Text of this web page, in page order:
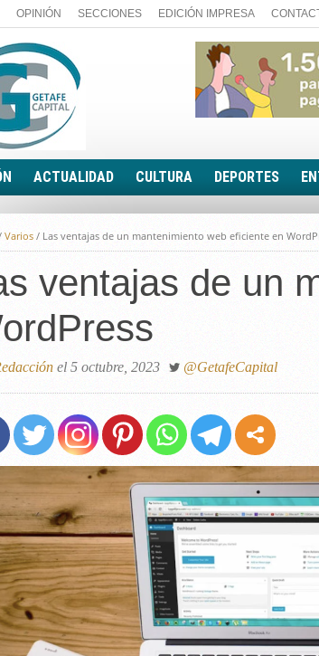
OPINIÓN SECCIONES EDICIÓN IMPRESA
CUENTAS
DE CONCEJAL
DE SÍSIFO
LAS BANDERAS
ACTUALIDAD
POLÍTICA
ECONOMÍA
BREVES
CULTURA DEPORTES
Varios / Las ventajas de un mantenimiento web eficiente en
ventajas de un
el 5 octubre, 2023 @GetafeCapital